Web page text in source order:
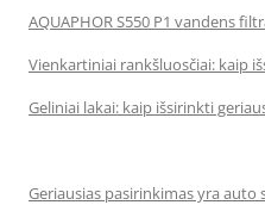
AQUAPHOR S550 P1 vandens
Vienkartiniai rankšluosčiai: kaip
Geliniai lakai: kaip išsirinkti
Geriausias pasirinkimas yra auto